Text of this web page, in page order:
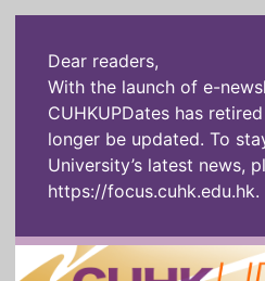
Dear readers,
With the launch of e-
CUHKUPDates has
longer be updated. To
University’s latest news,
https://focus.cuhk.edu.hk.